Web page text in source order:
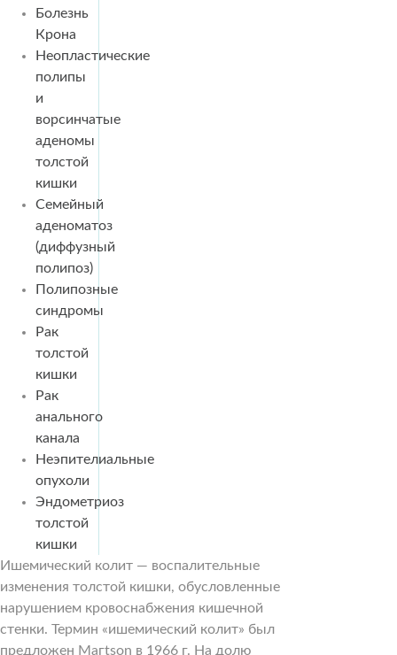
Болезнь
Крона
Неопластические
полипы
и
ворсинчатые
аденомы
толстой
кишки
Семейный
аденоматоз
(диффузный
полипоз)
Полипозные
синдромы
Рак
толстой
кишки
Рак
анального
канала
Неэпителиальные
опухоли
Эндометриоз
толстой
кишки
Ишемический колит — воспалительные
изменения толстой кишки, обусловленные
нарушением кровоснабжения кишечной
стенки. Термин «ишемический колит» был
предложен Магtson в 1966 г. На долю